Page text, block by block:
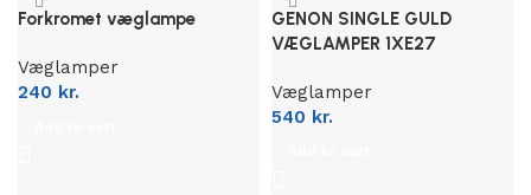
Forkromet væglampe
Væglamper
240 kr.
GENON SINGLE GULD
VÆGLAMPER 1XE27
Væglamper
540 kr.